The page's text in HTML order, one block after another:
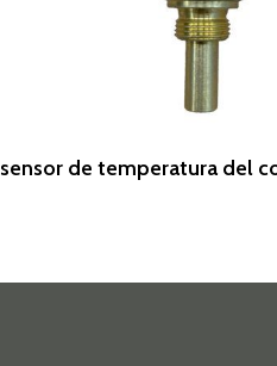
Leer Más
sensor de temperatura del